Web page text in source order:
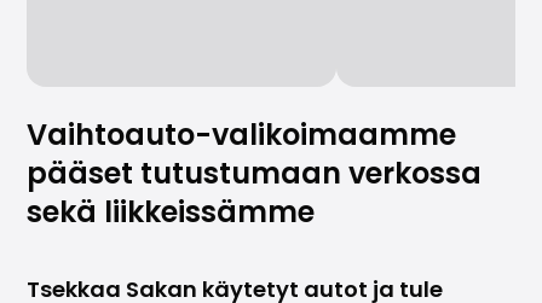
Vaihtoauto-valikoimaamme
pääset tutustumaan verkossa
sekä liikkeissämme
Tsekkaa Sakan käytetyt autot ja tule